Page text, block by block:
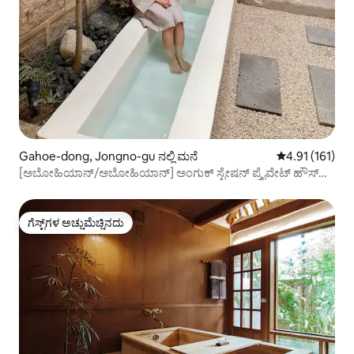
Gahoe-dong, Jongno-gu ನಲ್ಲಿ ಮನೆ 5 ರಲ್ಲಿ 4.91
4.91 (161)
[ಅಬೋಹಿಯಾನ್/ಅಬೋಹಿಯಾನ್] ಅಂಗುಕ್ ಸ್ಟೇಷನ್ ಪ್ರೈವೇಟ್ ಹೌಸ್
ಗೆಸ್ಟ್‌ಗಳ ಅಚ್ಚುಮೆಚ್ಚಿನದು
ಗೆಸ್ಟ್‌ಗಳ ಅಚ್ಚುಮೆಚ್ಚಿನದು